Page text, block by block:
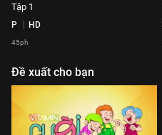
Tập 1
P HD
45ph
Đề xuất cho bạn